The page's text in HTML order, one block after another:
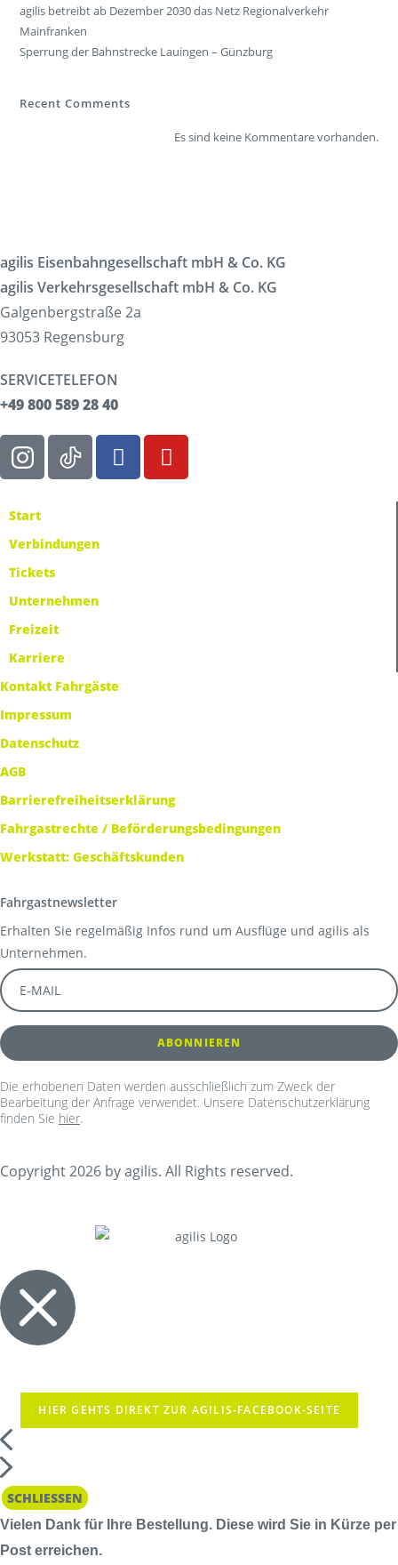
agilis betreibt ab Dezember 2030 das Netz Regionalverkehr
Mainfranken
Sperrung der Bahnstrecke Lauingen – Günzburg
Recent Comments
Es sind keine Kommentare vorhanden.
agilis Eisenbahngesellschaft mbH & Co. KG
agilis Verkehrsgesellschaft mbH & Co. KG
Galgenbergstraße 2a
93053 Regensburg
SERVICETELEFON
+49 800 589 28 40
Start
Verbindungen
Tickets
Unternehmen
Freizeit
Karriere
Kontakt Fahrgäste
Impressum
Datenschutz
AGB
Barrierefreiheitserklärung
Fahrgastrechte / Beförderungsbedingungen
Werkstatt: Geschäftskunden
Fahrgastnewsletter
Erhalten Sie regelmäßig Infos rund um Ausflüge und agilis als
Unternehmen.
Die erhobenen Daten werden ausschließlich zum Zweck der
Bearbeitung der Anfrage verwendet. Unsere Datenschutzerklärung
finden Sie hier.
Copyright 2026 by agilis. All Rights reserved.
HIER GEHTS DIREKT ZUR AGILIS-FACEBOOK-SEITE
SCHLIESSEN
Vielen Dank für Ihre Bestellung. Diese wird Sie in Kürze per
Post erreichen.